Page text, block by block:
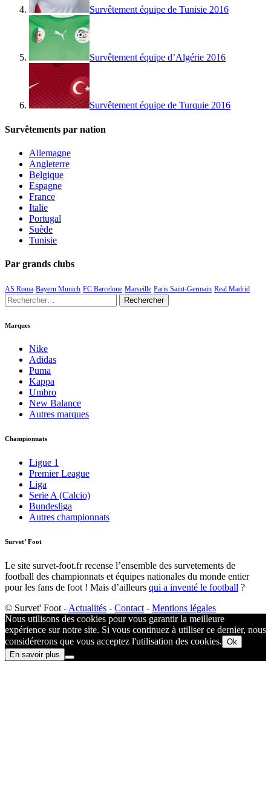
Survêtement équipe de Tunisie 2016
Survêtement équipe d’Algérie 2016
Survêtement équipe de Turquie 2016
Survêtements par nation
Allemagne
Angleterre
Belgique
Espagne
France
Italie
Portugal
Suède
Tunisie
Par grands clubs
AS Roma Bayern Munich FC Barcelone Marseille Paris Saint-Germain Real Madrid
Rechercher :
Marques
Nike
Adidas
Puma
Kappa
Umbro
New Balance
Autres marques
Championnats
Ligue 1
Premier League
Liga
Serie A (Calcio)
Bundesliga
Autres championnats
Survet’ Foot
Le site survet-foot.fr recense l’ensemble des survetements de
football des championnats et équipes nationales du monde entier
pour les fans de foot ! Mais d’ailleurs qui a inventé le football ?​
© Survet' Foot - Actualités - Contact - Mentions légales
Nous utilisons des cookies pour vous garantir la meilleure
expérience sur notre site. Si vous continuez à utiliser ce dernier, nous
considérerons que vous acceptez l'utilisation des cookies. Ok
En savoir plus